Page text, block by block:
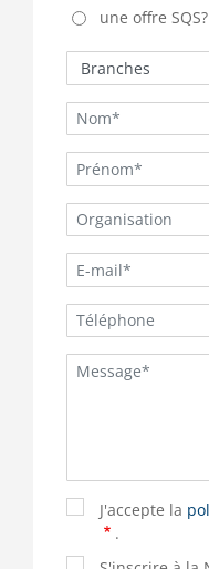
une offre SQS?
J'accepte la
.